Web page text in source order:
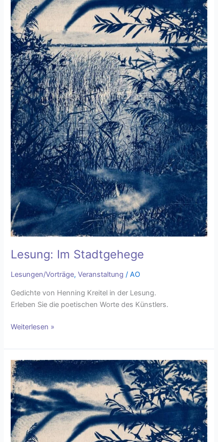
Lesung: Im Stadtgehege
Lesungen/Vorträge,Veranstaltung /AO
Gedichte von Henning Kreitel in der Lesung.
Erleben Sie die poetischen Worte des Künstlers.
Weiterlesen »
Lesung:
Im
Stadtgehege